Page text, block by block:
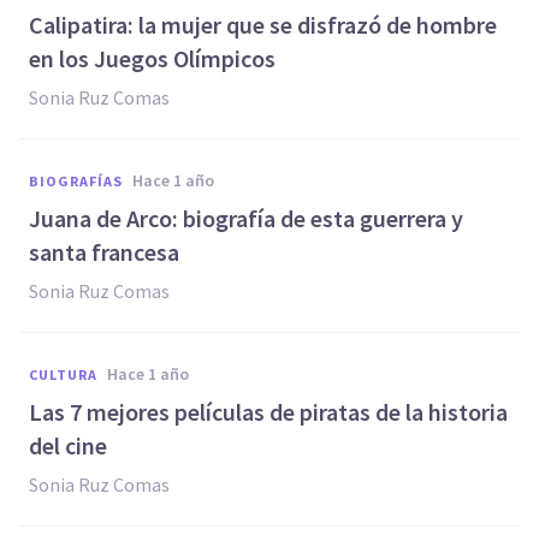
Calipatira: la mujer que se disfrazó de hombre
en los Juegos Olímpicos
Sonia Ruz Comas
BIOGRAFÍAS hace 1 año
Juana de Arco: biografía de esta guerrera y
santa francesa
Sonia Ruz Comas
CULTURA hace 1 año
Las 7 mejores películas de piratas de la historia
del cine
Sonia Ruz Comas